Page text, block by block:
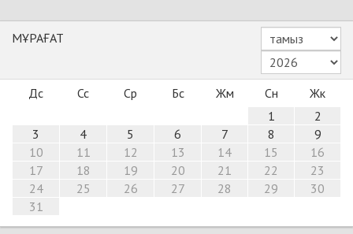
МҰРАҒАТ
Дс Сс Ср Бс Жм Сн
Жк
1
2
3
4 5 6 7 8
9
10
11 12 13 14 15
16
17
18 19 20 21 22
23
24
25 26 27 28 29
30
31